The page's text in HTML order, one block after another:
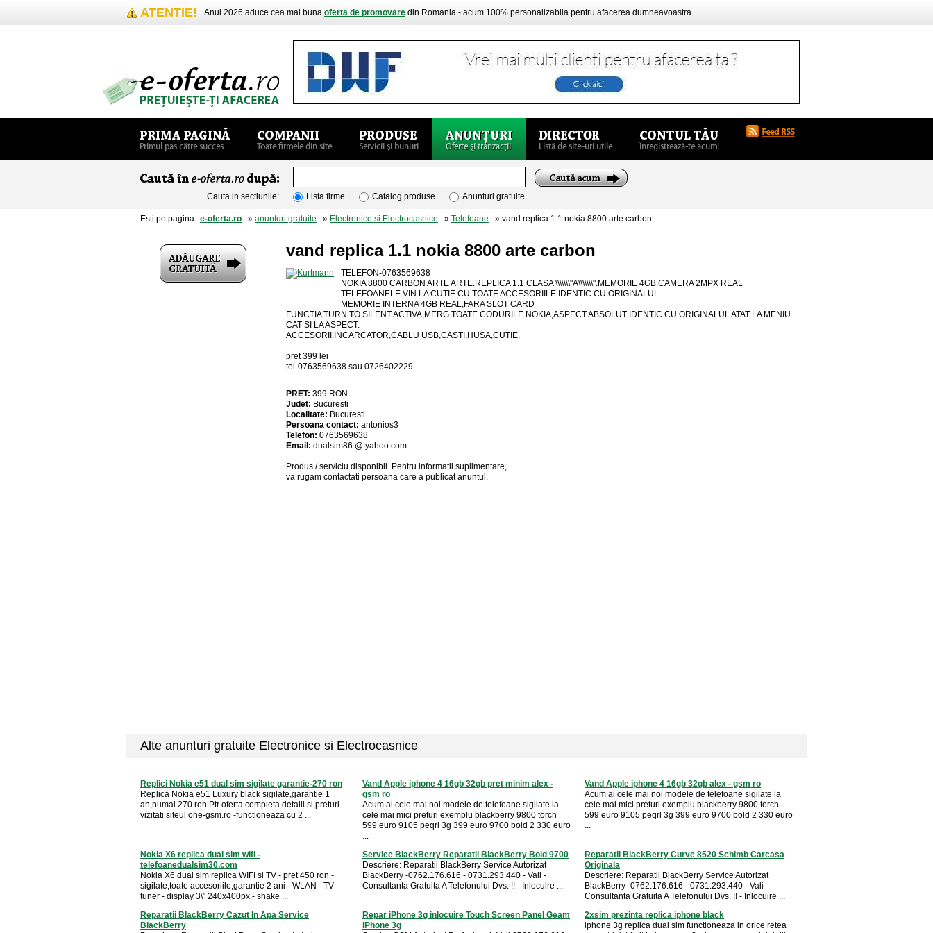
ATENTIE! Anul 2026 aduce cea mai buna oferta de promovare din Romania - acum 100% personalizabila pentru afacerea dumneavoastra.
Cauta in sectiunile: Lista firme Catalog produse Anunturi gratuite
Esti pe pagina: e-oferta.ro » anunturi gratuite » Electronice si Electrocasnice » Telefoane » vand replica 1.1 nokia 8800 arte carbon
vand replica 1.1 nokia 8800 arte carbon
TELEFON-0763569638
NOKIA 8800 CARBON ARTE ARTE.REPLICA 1.1 CLASA \\\\\\\"A\\\\\\\".MEMORIE 4GB.CAMERA 2MPX REAL
TELEFOANELE VIN LA CUTIE CU TOATE ACCESORIILE IDENTIC CU ORIGINALUL.
MEMORIE INTERNA 4GB REAL,FARA SLOT CARD
FUNCTIA TURN TO SILENT ACTIVA,MERG TOATE CODURILE NOKIA,ASPECT ABSOLUT IDENTIC CU ORIGINALUL ATAT LA MENIU
CAT SI LA ASPECT.
ACCESORII:INCARCATOR,CABLU USB,CASTI,HUSA,CUTIE.
pret 399 lei
tel-0763569638 sau 0726402229
PRET: 399 RON
Judet: Bucuresti
Localitate: Bucuresti
Persoana contact: antonios3
Telefon: 0763569638
Email: dualsim86 @ yahoo.com
Produs / serviciu disponibil . Pentru informatii suplimentare,
va rugam contactati persoana care a publicat anuntul.
Alte anunturi gratuite Electronice si Electrocasnice
Replici Nokia e51 dual sim sigilate garantie-270 ron
Replica Nokia e51 Luxury black sigilate,garantie 1
an,numai 270 ron Ptr oferta completa detalii si preturi
vizitati siteul one-gsm.ro -functioneaza cu 2 ...
Vand Apple iphone 4 16gb 32gb pret minim alex -
gsm ro
Acum ai cele mai noi modele de telefoane sigilate la
cele mai mici preturi exemplu blackberry 9800 torch
599 euro 9105 peqrl 3g 399 euro 9700 bold 2 330 euro
...
Vand Apple iphone 4 16gb 32gb alex - gsm ro
Acum ai cele mai noi modele de telefoane sigilate la
cele mai mici preturi exemplu blackberry 9800 torch
599 euro 9105 peqrl 3g 399 euro 9700 bold 2 330 euro
...
Nokia X6 replica dual sim wifi -
telefoanedualsim30.com
Nokia X6 dual sim replica WIFI si TV - pret 450 ron -
sigilate,toate accesoriile,garantie 2 ani - WLAN - TV
tuner - display 3\" 240x400px - shake ...
Service BlackBerry Reparatii BlackBerry Bold 9700
Descriere: Reparatii BlackBerry Service Autorizat
BlackBerry -0762.176.616 - 0731.293.440 - Vali -
Consultanta Gratuita A Telefonului Dvs. !! - Inlocuire ...
Reparatii BlackBerry Curve 8520 Schimb Carcasa
Originala
Descriere: Reparatii BlackBerry Service Autorizat
BlackBerry -0762.176.616 - 0731.293.440 - Vali -
Consultanta Gratuita A Telefonului Dvs. !! - Inlocuire ...
Reparatii BlackBerry Cazut In Apa Service
BlackBerry
Repar iPhone 3g inlocuire Touch Screen Panel Geam
iPhone 3g
2xsim prezinta replica iphone black
iphone 3g replica dual sim functioneaza in orice retea